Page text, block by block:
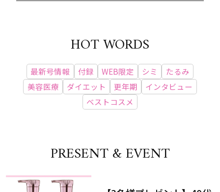
HOT WORDS
最新号情報 付録 WEB限定 シミ
たるみ
美容医療
ダイエット 更年期
インタビュー
ベストコスメ
PRESENT & EVENT